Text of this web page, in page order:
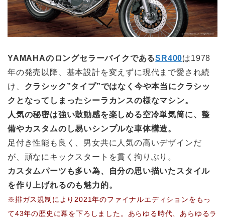
YAMAHAのロングセラーバイクであるSR400は1978
年の発売以降、基本設計を変えずに現代まで愛され続
け、 クラシック”タイプ”ではなく今や本当にクラシッ
クとなってしまったシーラカンスの様なマシン。
人気の秘密は強い鼓動感を楽しめる空冷単気筒に、整
備やカスタムのし易いシンプルな車体構造。
足付き性能も良く、男女共に人気の高いデザインだ
が、頑なにキックスタートを貫く拘りぶり。
カスタムパーツも多い為、自分の思い描いたスタイル
を作り上げれるのも魅力的。
※排ガス規制により2021年のファイナルエディションをもっ
て43年の歴史に幕を下ろしました。あらゆる時代、あらゆるラ